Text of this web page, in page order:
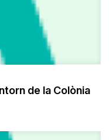
de la Colònia